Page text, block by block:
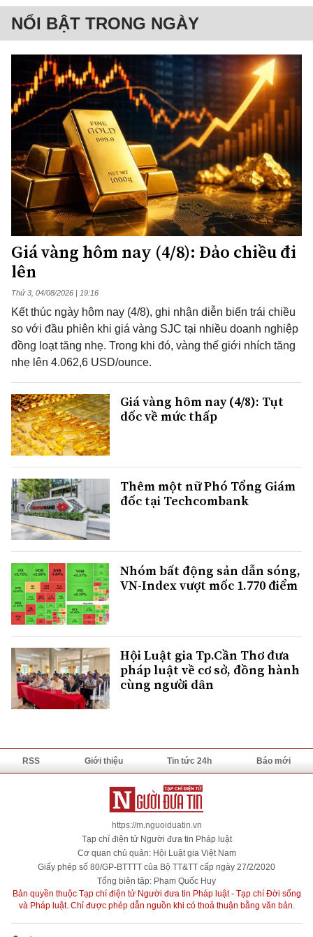
NỔI BẬT TRONG NGÀY
Giá vàng hôm nay (4/8): Đảo chiều đi
lên
Thứ 3, 04/08/2026 | 19:16
Kết thúc ngày hôm nay (4/8), ghi nhận diễn biến trái chiều
so với đầu phiên khi giá vàng SJC tại nhiều doanh nghiệp
đồng loạt tăng nhẹ. Trong khi đó, vàng thế giới nhích tăng
nhẹ lên 4.062,6 USD/ounce.
Giá vàng hôm nay (4/8): Tụt
dốc về mức thấp
Thêm một nữ Phó Tổng Giám
đốc tại Techcombank
Nhóm bất động sản dẫn sóng,
VN-Index vượt mốc 1.770 điểm
Hội Luật gia Tp.Cần Thơ đưa
pháp luật về cơ sở, đồng hành
cùng người dân
RSS Giới thiệu Tin tức 24h Báo mới
https://m.nguoiduatin.vn
Tạp chí điện tử Người đưa tin Pháp luật
Cơ quan chủ quản: Hội Luật gia Việt Nam
Giấy phép số 80/GP-BTTTT của Bộ TT&TT cấp ngày 27/2/2020
Tổng biên tập: Phạm Quốc Huy
Bản quyền thuộc Tạp chí điện tử Người đưa tin Pháp luật - Tạp chí Đời sống
và Pháp luật. Chỉ được phép dẫn nguồn khi có thoả thuận bằng văn bản.